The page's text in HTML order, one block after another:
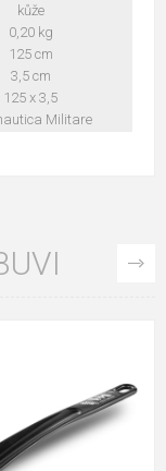
kůže
0,20 kg
125 cm
3,5 cm
125 x 3,5
Militare